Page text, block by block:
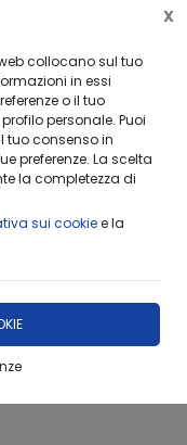
collocano sul tuo
in essi
o il tuo
personale. Puoi
tuo consenso in
preferenze. La scelta
la completezza di
sui cookiee la
X